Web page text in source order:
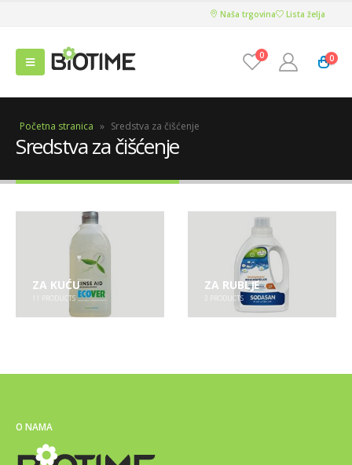
Naša trgovina Lista želja
0 0
Početna stranica » Sredstva za čišćenje
Sredstva za čišćenje
ZA KUĆU
PRODUCTS
ZA RUBLJE
PRODUCTS
O NAMA